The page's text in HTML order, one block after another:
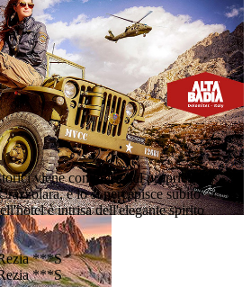
viene condivisa dal proprietario
e lo si percepisce subito
è intrisa dell'elegante spirito